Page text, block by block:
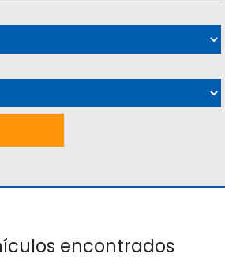
encontrados